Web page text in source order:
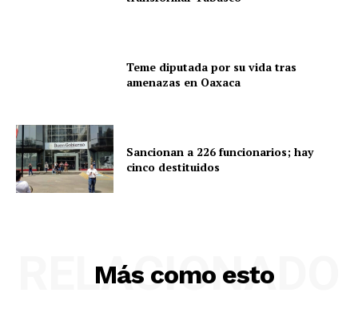
Teme diputada por su vida tras
amenazas en Oaxaca
Sancionan a 226 funcionarios; hay
cinco destituidos
Más como esto
RELACIONADO